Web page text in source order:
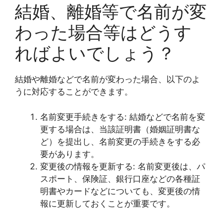
結婚、離婚等で名前が変
わった場合等はどうす
ればよいでしょう？
結婚や離婚などで名前が変わった場合、以下のよ
うに対応することができます。
名前変更手続きをする: 結婚などで名前を変
更する場合は、当該証明書（婚姻証明書な
ど）を提出し、名前変更の手続きをする必
要があります。
変更後の情報を更新する: 名前変更後は、パ
スポート、保険証、銀行口座などの各種証
明書やカードなどについても、変更後の情
報に更新しておくことが重要です。